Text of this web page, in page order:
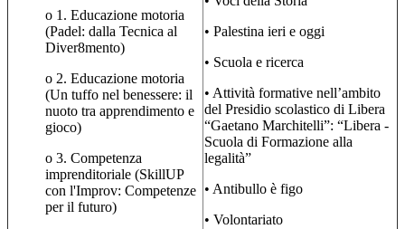
o 1. Educazione motoria
(Padel: dalla Tecnica al
Diver8mento)
o 2. Educazione motoria
(Un tuffo nel benessere: il
nuoto tra apprendimento e
gioco)
o 3. Competenza
imprenditoriale (SkillUP
con l'Improv: Competenze
per il futuro)
• Palestina ieri e oggi
• Scuola e ricerca
• Attività formative nell’ambito
del Presidio scolastico di Libera
“Gaetano Marchitelli”: “Libera -
Scuola di Formazione alla
legalità”
• Antibullo è figo
• Volontariato